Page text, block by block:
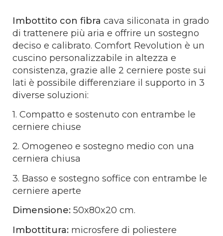
Imbottito con fibra cava siliconata in grado
di trattenere più aria e offrire un sostegno
deciso e calibrato. Comfort Revolution è un
cuscino personalizzabile in altezza e
consistenza, grazie alle 2 cerniere poste sui
lati è possibile differenziare il supporto in 3
diverse soluzioni:
1. Compatto e sostenuto con entrambe le
cerniere chiuse
2. Omogeneo e sostegno medio con una
cerniera chiusa
3. Basso e sostegno soffice con entrambe le
cerniere aperte
Dimensione: 50x80x20 cm.
Imbottitura: microsfere di poliestere